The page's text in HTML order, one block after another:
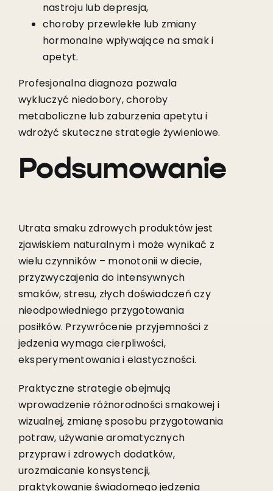
nastroju lub depresja,
choroby przewlekłe lub zmiany
hormonalne wpływające na smak i
apetyt.
Profesjonalna diagnoza pozwala
wykluczyć niedobory, choroby
metaboliczne lub zaburzenia apetytu i
wdrożyć skuteczne strategie żywieniowe.
Podsumowanie
Utrata smaku zdrowych produktów jest
zjawiskiem naturalnym i może wynikać z
wielu czynników – monotonii w diecie,
przyzwyczajenia do intensywnych
smaków, stresu, złych doświadczeń czy
nieodpowiedniego przygotowania
posiłków. Przywrócenie przyjemności z
jedzenia wymaga cierpliwości,
eksperymentowania i elastyczności.
Praktyczne strategie obejmują
wprowadzenie różnorodności smakowej i
wizualnej, zmianę sposobu przygotowania
potraw, używanie aromatycznych
przypraw i zdrowych dodatków,
urozmaicanie konsystencji,
praktykowanie świadomego jedzenia